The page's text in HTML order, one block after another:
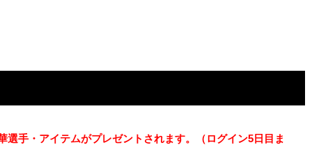
手・アイテムがプレゼントされます。（ログイン5日目ま